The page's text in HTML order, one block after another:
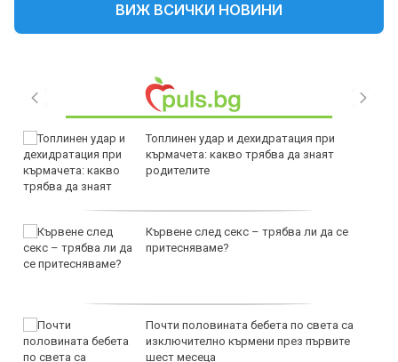
ВИЖ ВСИЧКИ НОВИНИ
Топлинен удар и дехидратация при
кърмачета: какво трябва да знаят
родителите
Кървене след секс – трябва ли да се
притесняваме?
Почти половината бебета по света са
изключително кърмени през първите
шест месеца